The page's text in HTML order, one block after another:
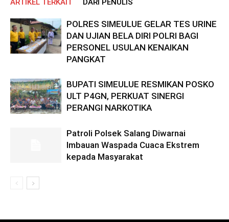
ARTIKEL TERKAIT DARI PENULIS
POLRES SIMEULUE GELAR TES URINE
DAN UJIAN BELA DIRI POLRI BAGI
PERSONEL USULAN KENAIKAN
PANGKAT
BUPATI SIMEULUE RESMIKAN POSKO
ULT P4GN, PERKUAT SINERGI
PERANGI NARKOTIKA
Patroli Polsek Salang Diwarnai
Imbauan Waspada Cuaca Ekstrem
kepada Masyarakat